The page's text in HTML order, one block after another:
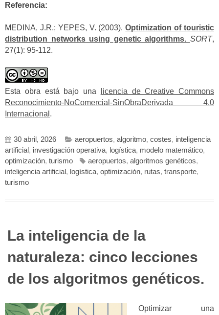
Referencia:
MEDINA, J.R.; YEPES, V. (2003).Optimization of touristic
distribution networks using genetic algorithms. SORT,
27(1): 95-112.
Esta obra está bajo una
licencia de Creative Commons
Reconocimiento-NoComercial-SinObraDerivada 4.0
Internacional .
30 abril, 2026 aeropuertos, algoritmo, costes, inteligencia
artificial , investigación operativa, logística, modelo matemático,
optimización, turismo aeropuertos, algoritmos genéticos,
inteligencia artificial , logística, optimización, rutas, transporte,
turismo
La inteligencia de la
naturaleza: cinco lecciones
de los algoritmos genéticos.
Optimizar una